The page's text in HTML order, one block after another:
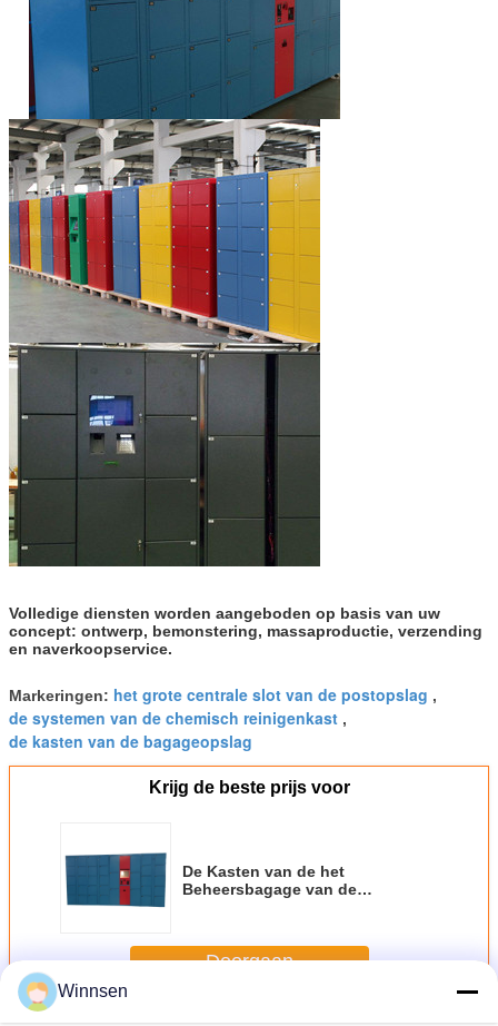
Volledige diensten worden aangeboden op basis van uw
concept: ontwerp, bemonstering, massaproductie, verzending
en naverkoopservice.
Markeringen: het grote centrale slot van de postopslag ,
de systemen van de chemisch reinigenkast ,
de kasten van de bagageopslag
Krijg de beste prijs voor
De Kasten van de het
Beheersbagage van de
Pincode de Nachtelijke
Doorgaan
Winnsen